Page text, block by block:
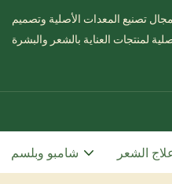
من 20 عامًا في مجال تصنيع المعدات الأصلية وتصميم
شامبو وبلسم الشعر